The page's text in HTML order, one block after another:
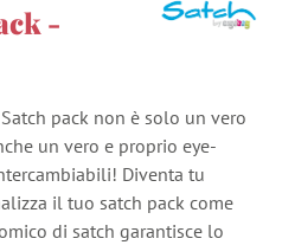
-
pack non è solo un vero
un vero e proprio eye-
Diventa tu
il tuo satch pack come
di satch garantisce lo